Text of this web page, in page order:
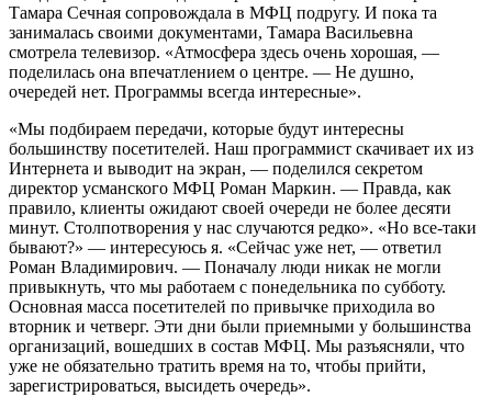
Тамара Сечная сопровождала в МФЦ подругу. И пока та
занималась своими документами, Тамара Васильевна
смотрела телевизор. «Атмосфера здесь очень хорошая, —
поделилась она впечатлением о центре. — Не душно,
очередей нет. Программы всегда интересные».
«Мы подбираем передачи, которые будут интересны
большинству посетителей. Наш программист скачивает их из
Интернета и выводит на экран, — поделился секретом
директор усманского МФЦ Роман Маркин. — Правда, как
правило, клиенты ожидают своей очереди не более десяти
минут. Столпотворения у нас случаются редко». «Но все-таки
бывают?» — интересуюсь я. «Сейчас уже нет, — ответил
Роман Владимирович. — Поначалу люди никак не могли
привыкнуть, что мы работаем с понедельника по субботу.
Основная масса посетителей по привычке приходила во
вторник и четверг. Эти дни были приемными у большинства
организаций, вошедших в состав МФЦ. Мы разъясняли, что
уже не обязательно тратить время на то, чтобы прийти,
зарегистрироваться, высидеть очередь».